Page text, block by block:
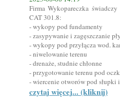
Firma Wykopareczka
CAT 301.8:
- wykopy pod fundamenty
- zasypywanie i zagęszczanie
- wykopy pod przyłącza wod.
- niwelowanie terenu
- drenaże, studnie chłonne
- przygotowanie terenu pod
- wiercenie otworów pod słupki
czytaj więcej... (kliknij)